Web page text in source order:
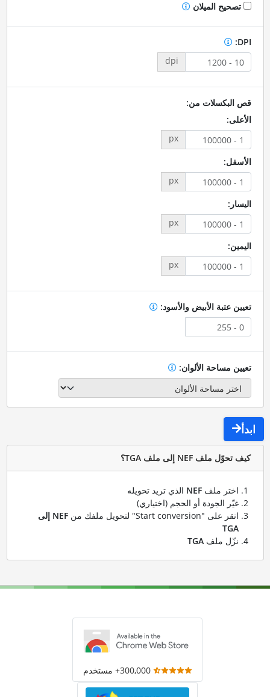
تصحيح الميلان
DPI:
dpi
قص البكسلات من:
الأعلى:
px
الأسفل:
px
اليسار:
px
اليمين:
px
تعيين عتبة الأبيض والأسود:
تعيين مساحة الألوان:
ابدأ
كيف تحوّل ملف NEF إلى ملف TGA؟
اختر ملف NEFالذي تريد تحويله
غيّر الجودة أو الحجم (اختياري)
انقر على "Start conversion" لتحويل ملفك من
NEF إلى
TGA
نزّل ملف TGA
300,000+ مستخدم